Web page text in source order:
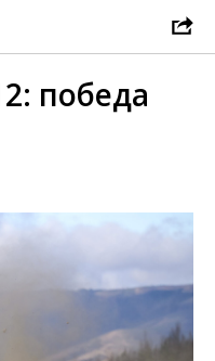
победа